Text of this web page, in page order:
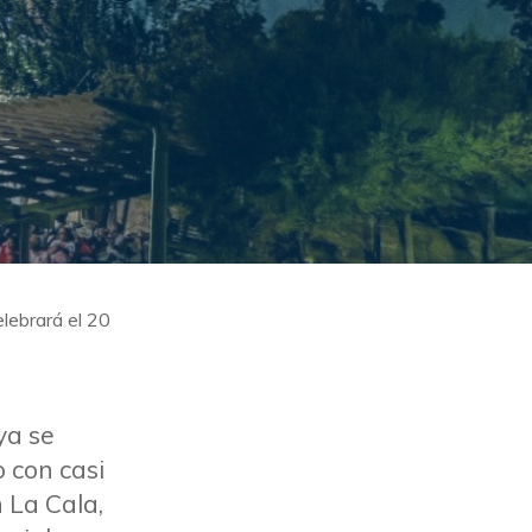
27º
entre
el 20
se
con casi
Cala,